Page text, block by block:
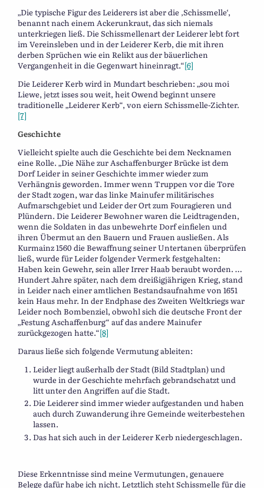
„Die typische Figur des Leiderers ist aber die ‚Schissmelle‘,
benannt nach einem Ackerunkraut, das sich niemals
unterkriegen ließ. Die Schissmellenart der Leiderer lebt fort
im Vereinsleben und in der Leiderer Kerb, die mit ihren
derben Sprüchen wie ein Relikt aus der bäuerlichen
Vergangenheit in die Gegenwart hineinragt.“[6]
Die Leiderer Kerb wird in Mundart beschrieben: „sou moi
Liewe, jetzt isses sou weit, heit Owend beginnt unsere
traditionelle „Leiderer Kerb“, von eiern Schissmelle-Zichter.
[7]
Geschichte
Vielleicht spielte auch die Geschichte bei dem Necknamen
eine Rolle. „Die Nähe zur Aschaffenburger Brücke ist dem
Dorf Leider in seiner Geschichte immer wieder zum
Verhängnis geworden. Immer wenn Truppen vor die Tore
der Stadt zogen, war das linke Mainufer militärisches
Aufmarschgebiet und Leider der Ort zum Fouragieren und
Plündern. Die Leiderer Bewohner waren die Leidtragenden,
wenn die Soldaten in das unbewehrte Dorf einfielen und
ihren Übermut an den Bauern und Frauen ausließen. Als
Kurmainz 1560 die Bewaffnung seiner Untertanen überprüfen
ließ, wurde für Leider folgender Vermerk festgehalten:
Haben kein Gewehr, sein aller Irrer Haab beraubt worden. …
Hundert Jahre später, nach dem dreißigjährigen Krieg, stand
in Leider nach einer amtlichen Bestandsaufnahme von 1651
kein Haus mehr. In der Endphase des Zweiten Weltkriegs war
Leider noch Bombenziel, obwohl sich die deutsche Front der
„Festung Aschaffenburg“ auf das andere Mainufer
zurückgezogen hatte.“[8]
Daraus ließe sich folgende Vermutung ableiten:
Leider liegt außerhalb der Stadt (Bild Stadtplan) und
wurde in der Geschichte mehrfach gebrandschatzt und
litt unter den Angriffen auf die Stadt.
Die Leiderer sind immer wieder aufgestanden und haben
auch durch Zuwanderung ihre Gemeinde weiterbestehen
lassen.
Das hat sich auch in der Leiderer Kerb niedergeschlagen.
Diese Erkenntnisse sind meine Vermutungen, genauere
Belege dafür habe ich nicht. Letztlich steht Schissmelle für die